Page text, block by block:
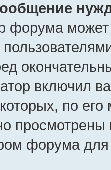
форума
включил
по
форума